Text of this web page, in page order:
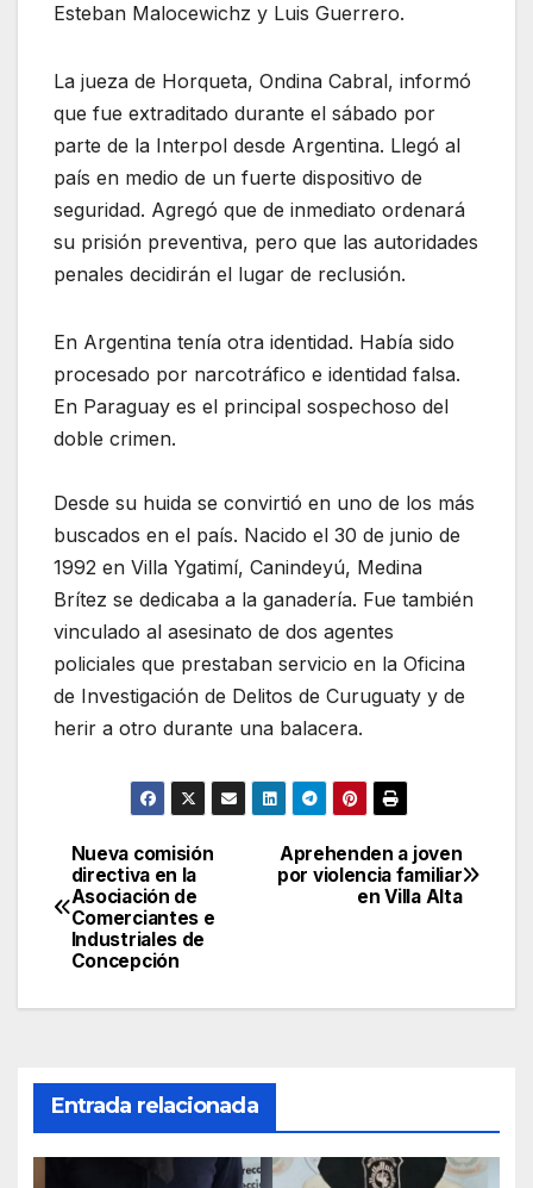
Esteban Malocewichz y Luis Guerrero.
La jueza de Horqueta, Ondina Cabral, informó
que fue extraditado durante el sábado por
parte de la Interpol desde Argentina. Llegó al
país en medio de un fuerte dispositivo de
seguridad. Agregó que de inmediato ordenará
su prisión preventiva, pero que las autoridades
penales decidirán el lugar de reclusión.
En Argentina tenía otra identidad. Había sido
procesado por narcotráfico e identidad falsa.
En Paraguay es el principal sospechoso del
doble crimen.
Desde su huida se convirtió en uno de los más
buscados en el país. Nacido el 30 de junio de
1992 en Villa Ygatimí, Canindeyú, Medina
Brítez se dedicaba a la ganadería. Fue también
vinculado al asesinato de dos agentes
policiales que prestaban servicio en la Oficina
de Investigación de Delitos de Curuguaty y de
herir a otro durante una balacera.
Navegación
de
entradas
Aprehenden a joven
por violencia familiar
en Villa Alta
Nueva comisión
directiva en la
Asociación de
Comerciantes e
Industriales de
Concepción
Entrada relacionada